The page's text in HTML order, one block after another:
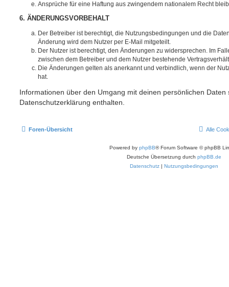
Ansprüche für eine Haftung aus zwingendem nationalem Recht
6. ÄNDERUNGSVORBEHALT
Der Betreiber ist berechtigt, die Nutzungsbedingungen und die
Änderung wird dem Nutzer per E-Mail mitgeteilt.
Der Nutzer ist berechtigt, den Änderungen zu widersprechen. Im
zwischen dem Betreiber und dem Nutzer bestehende
Die Änderungen gelten als anerkannt und verbindlich, wenn der
hat.
Informationen über den Umgang mit deinen persönlichen Daten
Datenschutzerklärung enthalten.
Foren-Übersicht Alle
Powered by phpBB® Forum Software © phpBB
Deutsche Übersetzung durch phpBB.de
Datenschutz | Nutzungsbedingungen